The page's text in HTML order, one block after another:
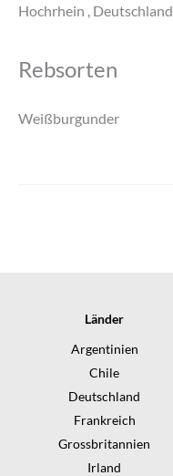
Hochrhein , Deutschland
Rebsorten
Weißburgunder
Länder
Argentinien
Chile
Deutschland
Frankreich
Grossbritannien
Irland